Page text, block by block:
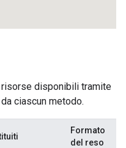
disponibili tramite
ciascun metodo.
Formato
del reso